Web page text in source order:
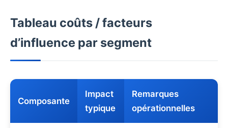
Tableau coûts / facteurs
d’influence par segment
Composante
Impact
typique
Remarques
opérationnelles